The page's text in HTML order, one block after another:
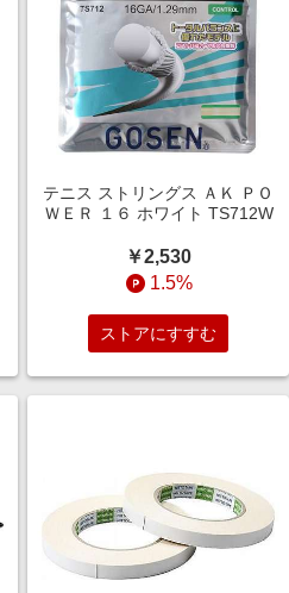
テニス ストリングス ＡＫ ＰＯ
ＷＥＲ １６ ホワイト TS712W
￥2,530
1.5%
ストアにすすむ